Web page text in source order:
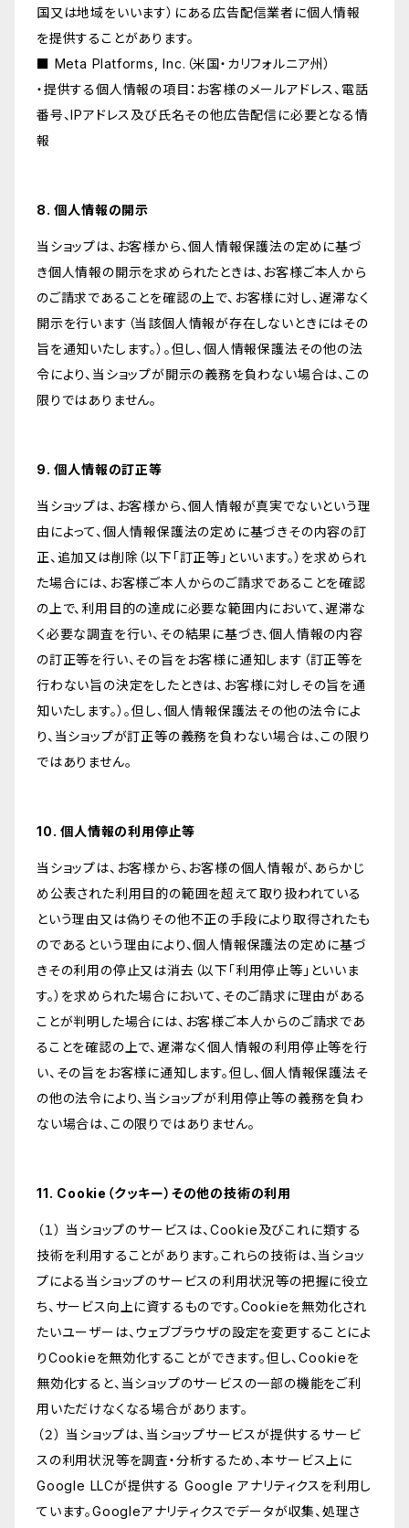
国又は地域をいいます）にある広告配信業者に個人情報
を提供することがあります。
■ Meta Platforms, Inc.（米国・カリフォルニア州）
・提供する個人情報の項目：お客様のメールアドレス、電話
番号、IPアドレス及び氏名その他広告配信に必要となる情
報
8. 個人情報の開示
当ショップは、お客様から、個人情報保護法の定めに基づ
き個人情報の開示を求められたときは、お客様ご本人から
のご請求であることを確認の上で、お客様に対し、遅滞なく
開示を行います（当該個人情報が存在しないときにはその
旨を通知いたします。）。但し、個人情報保護法その他の法
令により、当ショップが開示の義務を負わない場合は、この
限りではありません。
9. 個人情報の訂正等
当ショップは、お客様から、個人情報が真実でないという理
由によって、個人情報保護法の定めに基づきその内容の訂
正、追加又は削除（以下「訂正等」といいます。）を求められ
た場合には、お客様ご本人からのご請求であることを確認
の上で、利用目的の達成に必要な範囲内において、遅滞な
く必要な調査を行い、その結果に基づき、個人情報の内容
の訂正等を行い、その旨をお客様に通知します（訂正等を
行わない旨の決定をしたときは、お客様に対しその旨を通
知いたします。）。但し、個人情報保護法その他の法令によ
り、当ショップが訂正等の義務を負わない場合は、この限り
ではありません。
10. 個人情報の利用停止等
当ショップは、お客様から、お客様の個人情報が、あらかじ
め公表された利用目的の範囲を超えて取り扱われている
という理由又は偽りその他不正の手段により取得されたも
のであるという理由により、個人情報保護法の定めに基づ
きその利用の停止又は消去（以下「利用停止等」といいま
す。）を求められた場合において、そのご請求に理由がある
ことが判明した場合には、お客様ご本人からのご請求であ
ることを確認の上で、遅滞なく個人情報の利用停止等を行
い、その旨をお客様に通知します。但し、個人情報保護法そ
の他の法令により、当ショップが利用停止等の義務を負わ
ない場合は、この限りではありません。
11. Cookie（クッキー）その他の技術の利用
（１） 当ショップのサービスは、Cookie及びこれに類する
技術を利用することがあります。これらの技術は、当ショッ
プによる当ショップのサービスの利用状況等の把握に役立
ち、サービス向上に資するものです。Cookieを無効化され
たいユーザーは、ウェブブラウザの設定を変更することによ
りCookieを無効化することができます。但し、Cookieを
無効化すると、当ショップのサービスの一部の機能をご利
用いただけなくなる場合があります。
（２） 当ショップは、当ショップサービスが提供するサービ
スの利用状況等を調査・分析するため、本サービス上に
Google LLCが提供する Google アナリティクスを利用し
ています。Googleアナリティクスでデータが収集、処理さ